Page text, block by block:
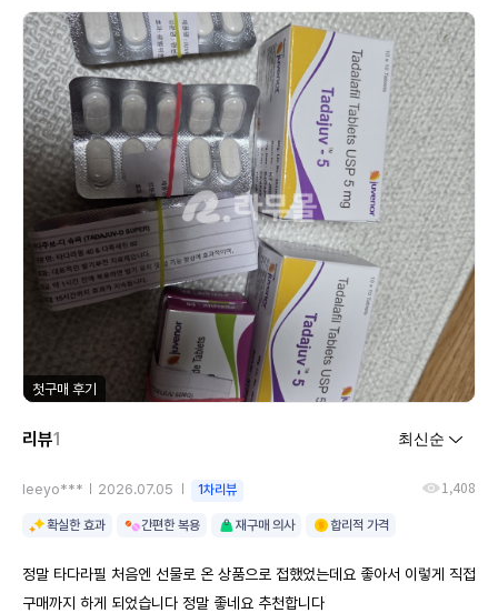
첫구매 후기
리뷰1
leeyo*** 2026.07.05 1차리뷰 1,408
확실한 효과 간편한 복용 재구매 의사 합리적 가격
정말 타다라필 처음엔 선물로 온 상품으로 접했었는데요 좋아서 이렇게 직접
구매까지 하게 되었습니다 정말 좋네요 추천합니다